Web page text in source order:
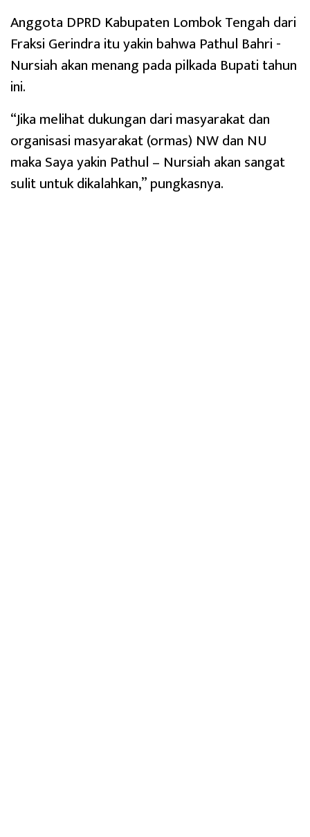
Anggota DPRD Kabupaten Lombok Tengah dari
Fraksi Gerindra itu yakin bahwa Pathul Bahri -
Nursiah akan menang pada pilkada Bupati tahun
ini.
“Jika melihat dukungan dari masyarakat dan
organisasi masyarakat (ormas) NW dan NU
maka Saya yakin Pathul – Nursiah akan sangat
sulit untuk dikalahkan,” pungkasnya.